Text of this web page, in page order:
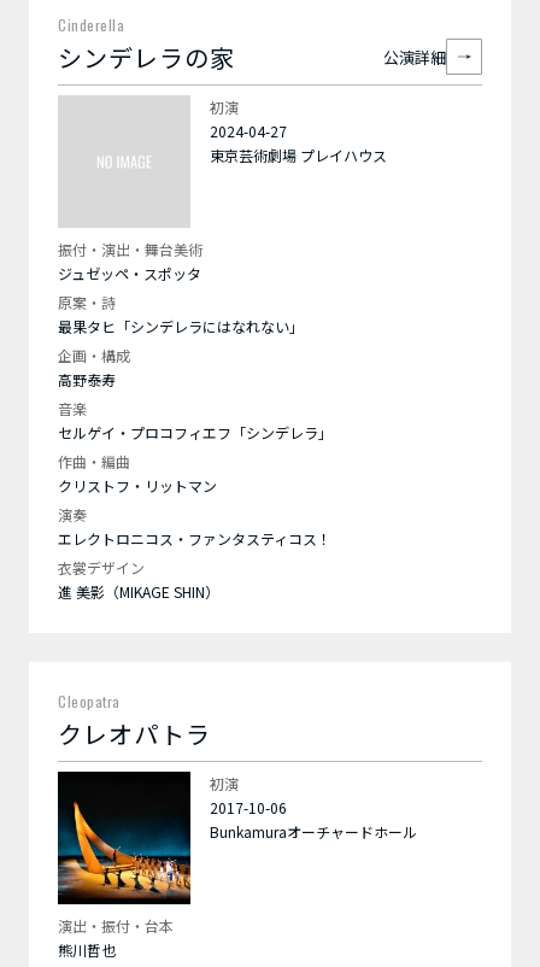
Cinderella
シンデレラの家 公演詳細
初演
2024-04-27
東京芸術劇場 プレイハウス
振付・演出・舞台美術
ジュゼッペ・スポッタ
原案・詩
最果タヒ「シンデレラにはなれない」
企画・構成
高野泰寿
音楽
セルゲイ・プロコフィエフ「シンデレラ」
作曲・編曲
クリストフ・リットマン
演奏
エレクトロニコス・ファンタスティコス！
衣裳デザイン
進 美影（MIKAGE SHIN）
Cleopatra
クレオパトラ
初演
2017-10-06
Bunkamuraオーチャードホール
演出・振付・台本
熊川哲也